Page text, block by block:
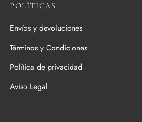
POLÍTICAS
Envíos y devoluciones
Términos y Condiciones
Política de privacidad
Aviso Legal